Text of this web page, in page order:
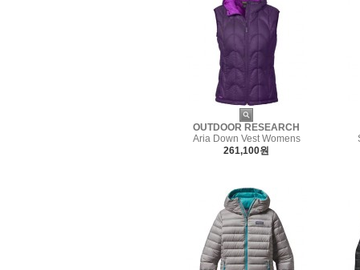
OUTDOOR RESEARCH
Aria Down Vest Womens
261,100원